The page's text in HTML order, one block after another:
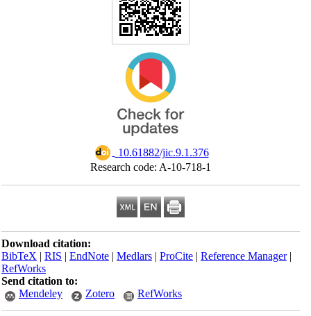
‎ 10.61882/jic.9.1.376
Research code: A-10-718-1
Download citation:
BibTeX|RIS| EndNote| Medlars| ProCite|Reference
RefWorks
Send citation to:
Mendeley
Zotero RefWorks